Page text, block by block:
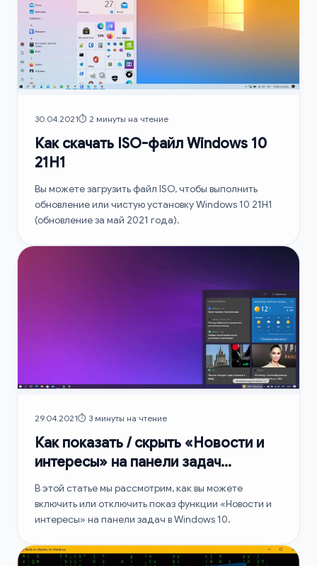
30.04.2021⏱️ 2 минуты на чтение
Как скачать ISO-файл Windows 10
21H1
Вы можете загрузить файл ISO, чтобы выполнить
обновление или чистую установку Windows 10 21H1
(обновление за май 2021 года).
29.04.2021⏱️ 3 минуты на чтение
Как показать / скрыть «Новости и
интересы» на панели задач
Windows 10
В этой статье мы рассмотрим, как вы можете
включить или отключить показ функции «Новости и
интересы» на панели задач в Windows 10.